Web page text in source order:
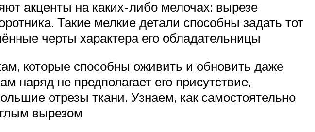
акценты на каких-либо мелочах: вырезе
Такие мелкие детали способны задать тот
черты характера его обладательницы
которые способны оживить и обновить даже
не предполагает его присутствие,
отрезы ткани. Узнаем, как самостоятельно
вырезом